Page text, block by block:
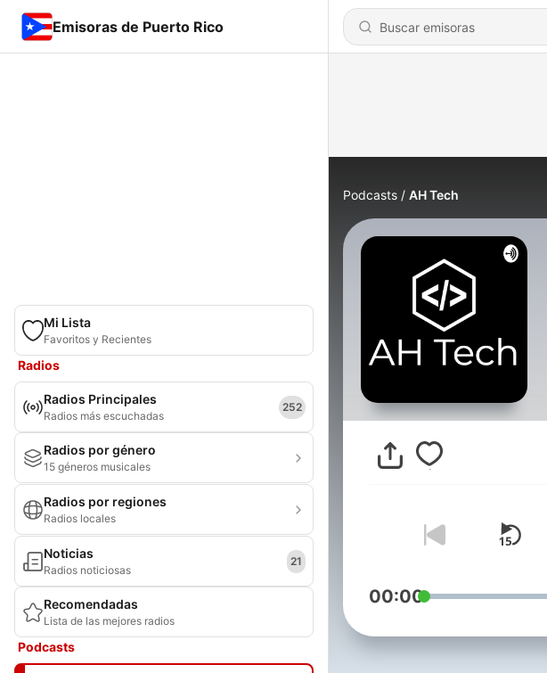
Emisoras de Puerto Rico
Mi Lista
Favoritos y Recientes
Radios
Radios Principales
Radios más escuchadas
252
Radios por género
15 géneros musicales
Radios por regiones
Radios locales
Noticias
Radios noticiosas
21
Recomendadas
Lista de las mejores radios
Podcasts
Podcasts AH Tech
00:00